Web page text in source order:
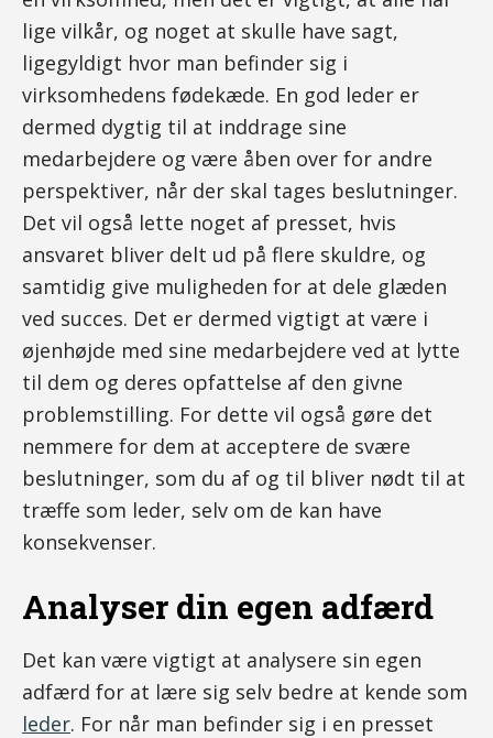
lige vilkår, og noget at skulle have sagt,
ligegyldigt hvor man befinder sig i
virksomhedens fødekæde. En god leder er
dermed dygtig til at inddrage sine
medarbejdere og være åben over for andre
perspektiver, når der skal tages beslutninger.
Det vil også lette noget af presset, hvis
ansvaret bliver delt ud på flere skuldre, og
samtidig give muligheden for at dele glæden
ved succes. Det er dermed vigtigt at være i
øjenhøjde med sine medarbejdere ved at lytte
til dem og deres opfattelse af den givne
problemstilling. For dette vil også gøre det
nemmere for dem at acceptere de svære
beslutninger, som du af og til bliver nødt til at
træffe som leder, selv om de kan have
konsekvenser.
Analyser din egen adfærd
Det kan være vigtigt at analysere sin egen
adfærd for at lære sig selv bedre at kende som
leder. For når man befinder sig i en presset